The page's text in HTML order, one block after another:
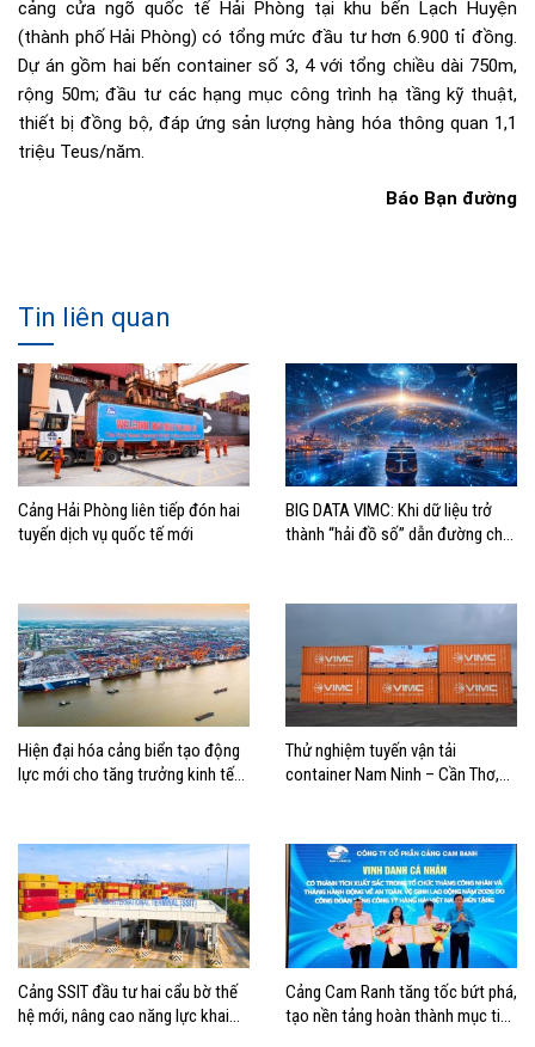
cảng cửa ngõ quốc tế Hải Phòng tại khu bến Lạch Huyện
(thành phố Hải Phòng) có tổng mức đầu tư hơn 6.900 tỉ đồng.
Dự án gồm hai bến container số 3, 4 với tổng chiều dài 750m,
rộng 50m; đầu tư các hạng mục công trình hạ tầng kỹ thuật,
thiết bị đồng bộ, đáp ứng sản lượng hàng hóa thông quan 1,1
triệu Teus/năm.
Báo Bạn đường
Tin liên quan
Cảng Hải Phòng liên tiếp đón hai
tuyến dịch vụ quốc tế mới
BIG DATA VIMC: Khi dữ liệu trở
thành “hải đồ số” dẫn đường cho
Hiện đại hóa cảng biển tạo động
lực mới cho tăng trưởng kinh tế
Thử nghiệm tuyến vận tải
container Nam Ninh – Cần Thơ,
Cảng SSIT đầu tư hai cẩu bờ thế
hệ mới, nâng cao năng lực khai
Cảng Cam Ranh tăng tốc bứt phá,
tạo nền tảng hoàn thành mục tiêu